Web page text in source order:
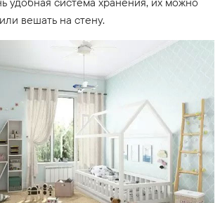
вешать на стену.